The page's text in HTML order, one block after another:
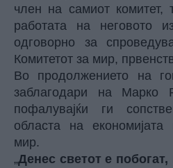
член на самиот комитет,
работата на неговото
одговорно за
Комитетот за мир,
Во продолжението на
заблагодари на
пофалувајќи ги
областа на економијата
мир.
„Денес светот е